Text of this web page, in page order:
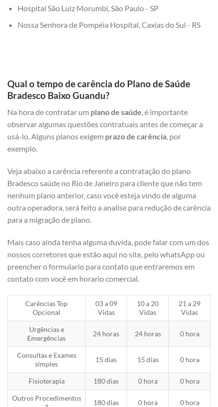
Hospital São Luiz Morumbi, São Paulo - SP
Nossa Senhora de Pompéia Hospital, Caxias do Sul - RS
Qual o tempo de carência do Plano de Saúde
Bradesco Baixo Guandu?
Na hora de contratar um plano de saúde, é importante
observar algumas questões contratuais antes de começar a
usá-lo. Alguns planos exigem prazo de carência, por
exemplo.
Veja abaixo a carência referente a contratação do plano
Bradesco saúde no Rio de Janeiro para cliente que não tem
nenhum plano anterior, caso você esteja vindo de alguma
outra operadora, será feito a analise para redução de carência
para a migração de plano.
Mais caso ainda tenha alguma duvida, pode falar com um dos
nossos corretores que estão aqui no site, pelo whatsApp ou
preencher o formulario para contato que entraremos em
contato com você em horario comercial.
Carências Top
Opcional
03 a 09
Vidas
10 a 20
Vidas
21 a 29
Vidas
Urgências e
Emergências
24 horas 24 horas 0 hora
Consultas e Exames
simples
15 dias 15 dias 0 hora
Fisioterapia 180 dias 0 hora 0 hora
Outros Procedimentos
180 dias 0 hora 0 hora